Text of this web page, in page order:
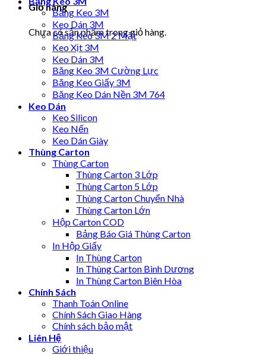
Giỏ hàng
Chưa có sản phẩm trong giỏ hàng.
Băng Keo 3M
Keo Dán 3M
Băng Keo 3M 2 Mặt
Keo Xịt 3M
Keo Dán 3M
Băng Keo 3M Cường Lực
Băng Keo Giấy 3M
Băng Keo Dán Nền 3M 764
Keo Dán
Keo Silicon
Keo Nến
Keo Dán Giày
Thùng Carton
Thùng Carton
Thùng Carton 3 Lớp
Thùng Carton 5 Lớp
Thùng Carton Chuyển Nhà
Thùng Carton Lớn
Hộp Carton COD
Bảng Báo Giá Thùng Carton
In Hộp Giấy
In Thùng Carton
In Thùng Carton Bình Dương
In Thùng Carton Biên Hòa
Chính Sách
Thanh Toán Online
Chính Sách Giao Hàng
Chính sách bảo mật
Liên Hệ
Giới thiệu